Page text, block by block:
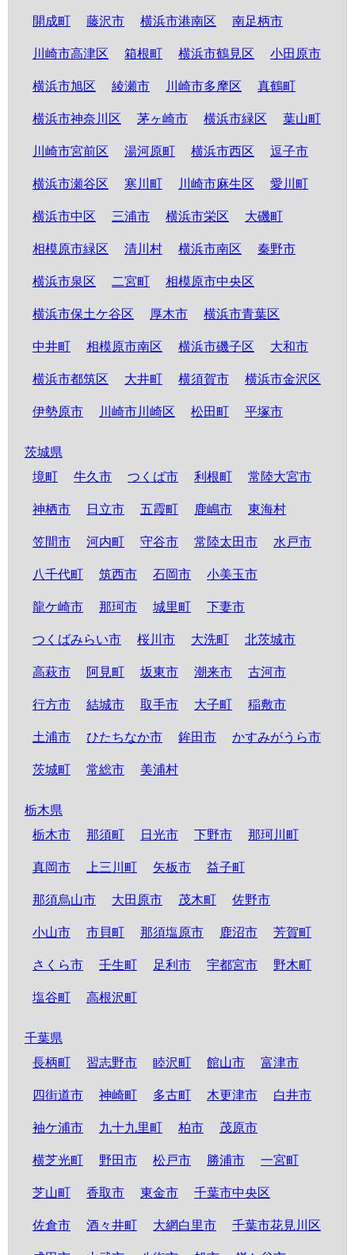
開成町 藤沢市 横浜市港南区 南足柄市
川崎市高津区 箱根町 横浜市鶴見区 小田原市
横浜市旭区 綾瀬市 川崎市多摩区 真鶴町
横浜市神奈川区 茅ヶ崎市 横浜市緑区 葉山町
川崎市宮前区 湯河原町 横浜市西区 逗子市
横浜市瀬谷区 寒川町 川崎市麻生区 愛川町
横浜市中区 三浦市 横浜市栄区 大磯町
相模原市緑区 清川村 横浜市南区 秦野市
横浜市泉区 二宮町 相模原市中央区
横浜市保土ケ谷区 厚木市 横浜市青葉区
中井町 相模原市南区 横浜市磯子区 大和市
横浜市都筑区 大井町 横須賀市 横浜市金沢区
伊勢原市 川崎市川崎区 松田町 平塚市
茨城県
境町
牛久市 つくば市 利根町 常陸大宮市
神栖市 日立市 五霞町 鹿嶋市 東海村
笠間市 河内町 守谷市 常陸太田市 水戸市
八千代町 筑西市 石岡市 小美玉市
龍ケ崎市 那珂市 城里町 下妻市
つくばみらい市 桜川市 大洗町 北茨城市
高萩市 阿見町 坂東市 潮来市 古河市
行方市 結城市 取手市 大子町 稲敷市
土浦市 ひたちなか市 鉾田市 かすみがうら市
茨城町 常総市 美浦村
栃木県
栃木市
那須町 日光市 下野市 那珂川町
真岡市 上三川町 矢板市 益子町
那須烏山市 大田原市 茂木町 佐野市
小山市 市貝町 那須塩原市 鹿沼市 芳賀町
さくら市 壬生町 足利市 宇都宮市 野木町
塩谷町 高根沢町
千葉県
長柄町
習志野市 睦沢町 館山市 富津市
四街道市 神崎町 多古町 木更津市 白井市
袖ケ浦市 九十九里町 柏市 茂原市
横芝光町 野田市 松戸市 勝浦市 一宮町
芝山町 香取市 東金市 千葉市中央区
佐倉市 酒々井町 大網白里市 千葉市花見川区